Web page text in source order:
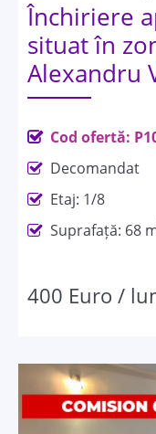
Închiriere
situat în
Alexandru
Cod ofertă:
Decomandat
Etaj: 1/8
Suprafață: 68
400 Euro /